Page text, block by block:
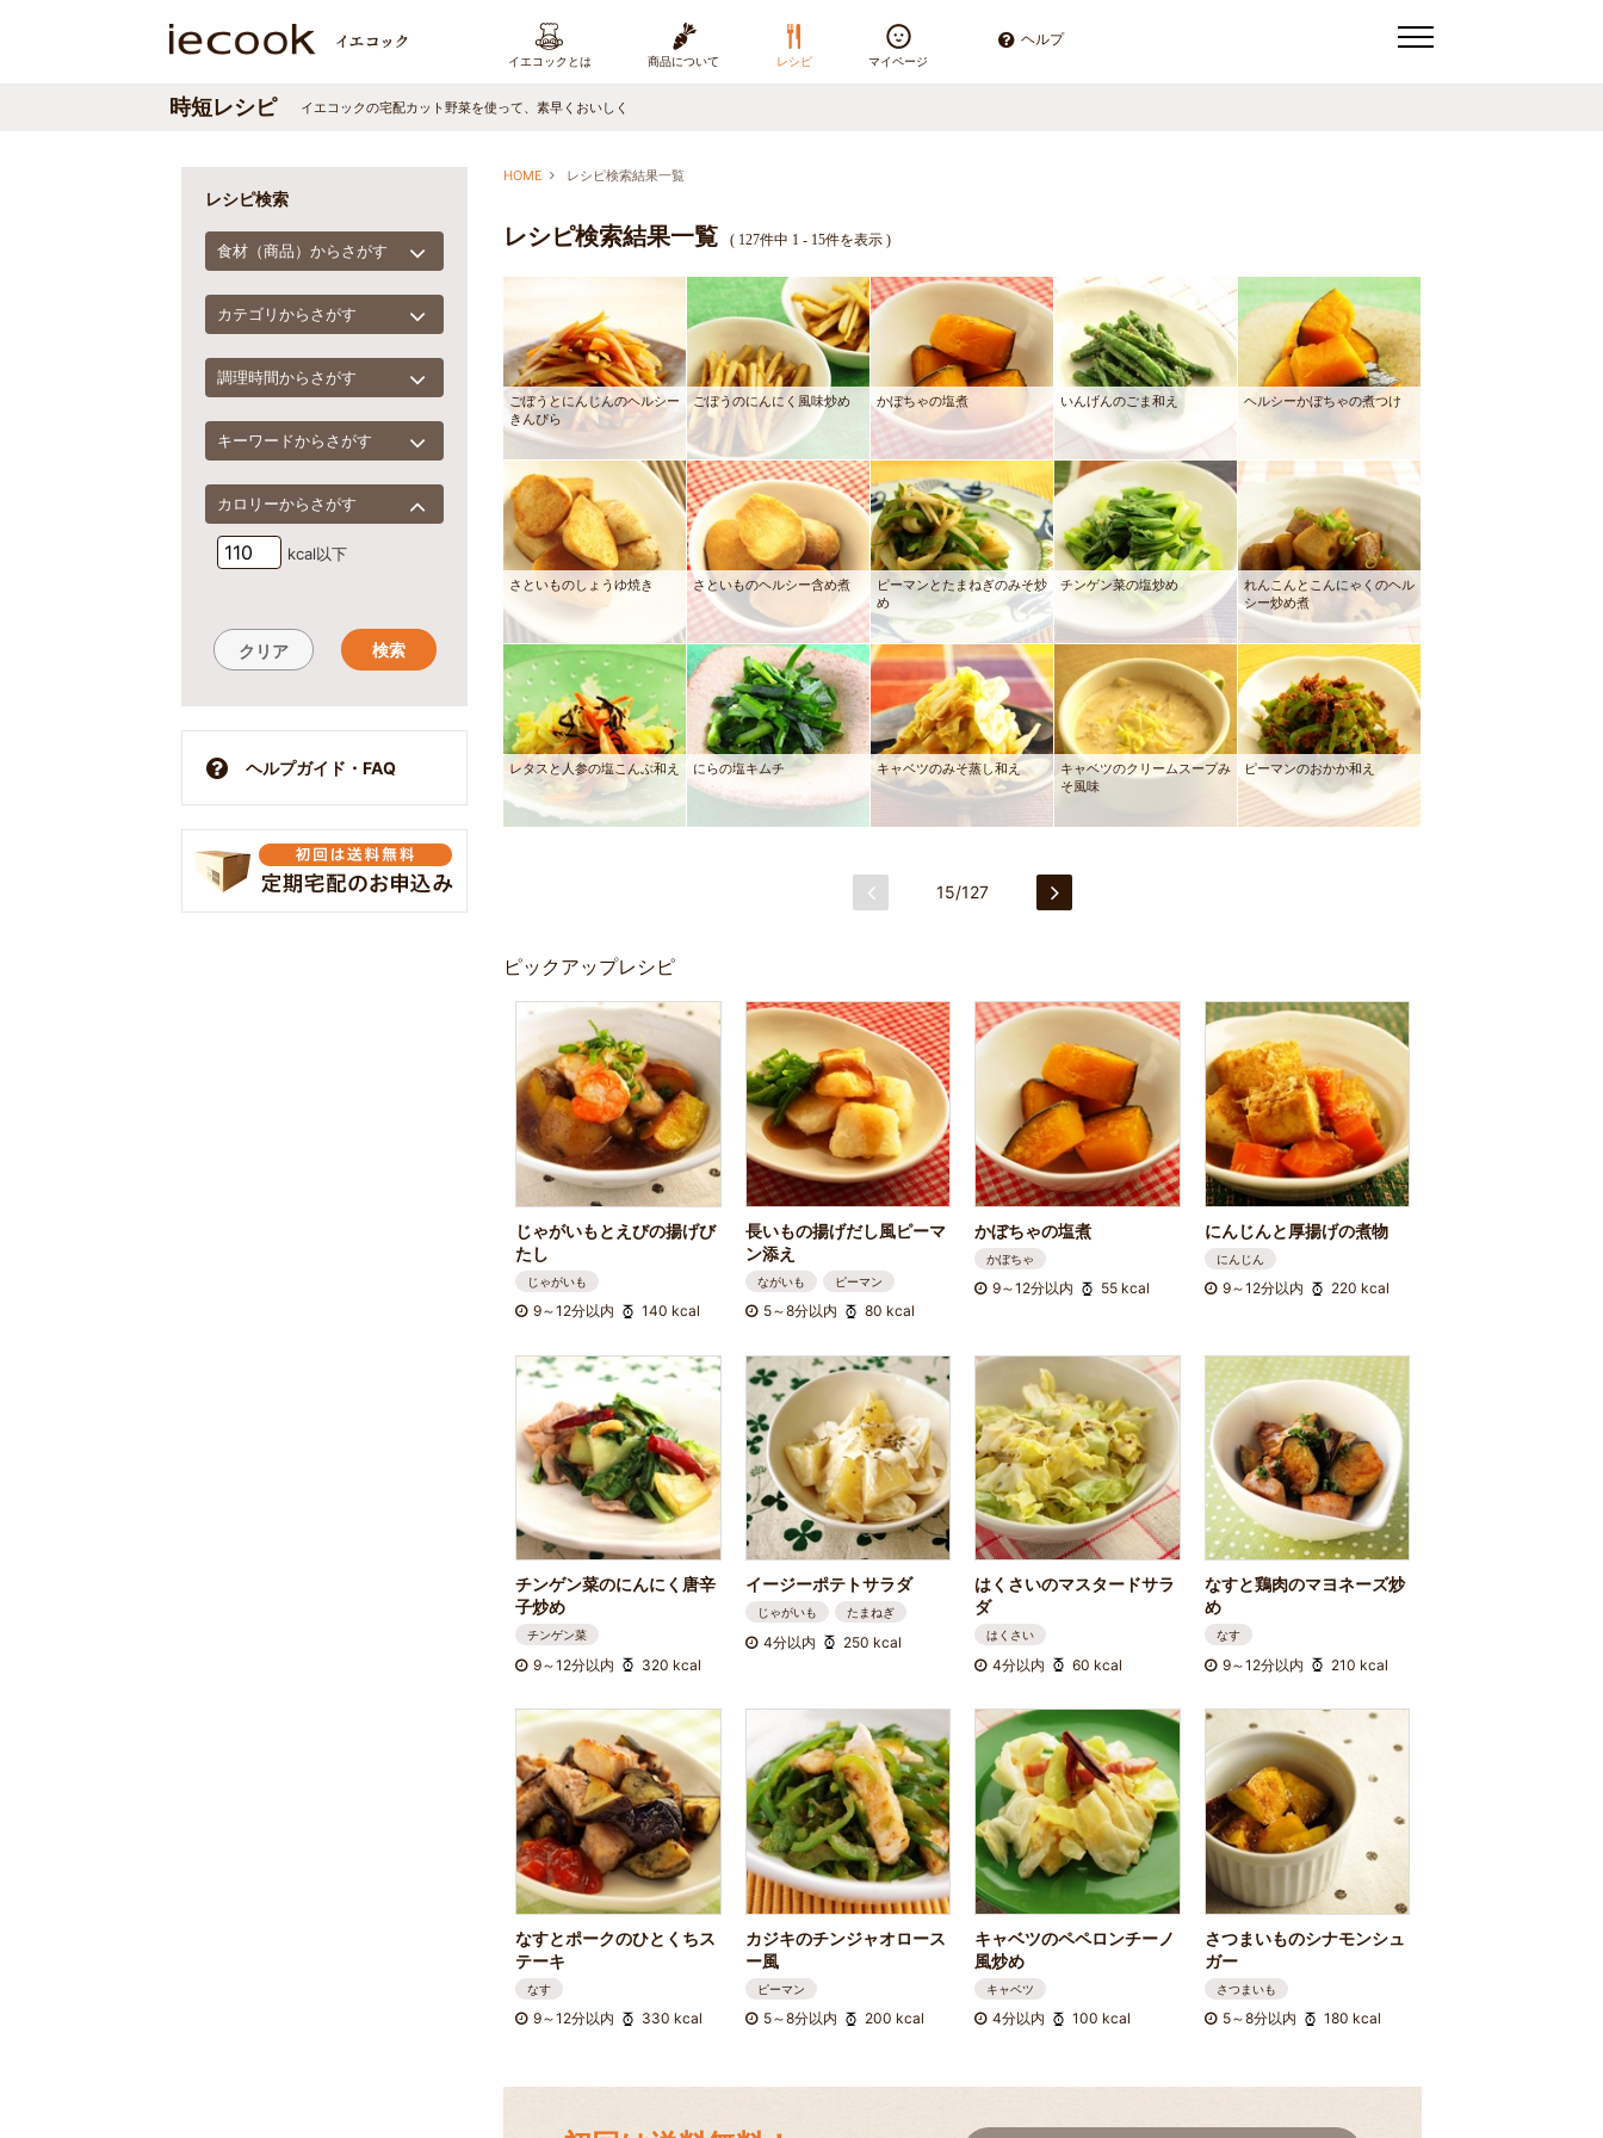
ヘルプ
イエコックとは 商品について レシピ マイページ
イエコックの宅配カット野菜を使って、素早くおいしく
時短レシピ
HOME レシピ検索結果一覧
レシピ検索結果一覧 ( 127件中 1 - 15件を表示 )
ごぼうとにんじんのヘルシー
きんぴら
ごぼうのにんにく風味炒め かぼちゃの塩煮 いんげんのごま和え ヘルシーかぼちゃの煮つけ
さといものしょうゆ焼き さといものヘルシー含め煮
ピーマンとたまねぎのみそ炒
め
チンゲン菜の塩炒め
れんこんとこんにゃくのヘル
シー炒め煮
レタスと人参の塩こんぶ和え にらの塩キムチ キャベツのみそ蒸し和え
キャベツのクリームスープみ
そ風味
ピーマンのおかか和え
15/127
ピックアップレシピ
じゃがいもとえびの揚げび
たし
じゃがいも
9～12分以内 140 kcal
長いもの揚げだし風ピーマ
ン添え
ながいも ピーマン
5～8分以内 80 kcal
かぼちゃの塩煮
かぼちゃ
9～12分以内 55 kcal
にんじんと厚揚げの煮物
にんじん
9～12分以内 220 kcal
チンゲン菜のにんにく唐辛
子炒め
チンゲン菜
9～12分以内 320 kcal
イージーポテトサラダ
じゃがいも たまねぎ
4分以内 250 kcal
はくさいのマスタードサラ
ダ
はくさい
4分以内 60 kcal
なすと鶏肉のマヨネーズ炒
め
なす
9～12分以内 210 kcal
なすとポークのひとくちス
テーキ
なす
9～12分以内 330 kcal
カジキのチンジャオロース
ー風
ピーマン
5～8分以内 200 kcal
キャベツのペペロンチーノ
風炒め
キャベツ
4分以内 100 kcal
さつまいものシナモンシュ
ガー
さつまいも
5～8分以内 180 kcal
レシピ検索
食材（商品）からさがす
カテゴリからさがす
調理時間からさがす
キーワードからさがす
カロリーからさがす
kcal以下
クリア 検索
ヘルプガイド・FAQ